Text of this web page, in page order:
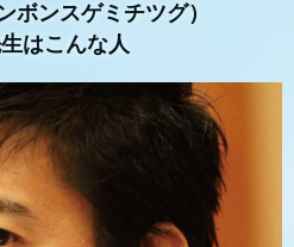
ボンスゲミチツグ）
はこんな人